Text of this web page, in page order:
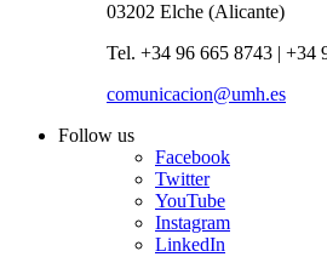
03202 Elche (Alicante)
Tel. +34 96 665 8743 | +34
comunicacion@umh.es
Follow us
Facebook
Twitter
YouTube
Instagram
LinkedIn